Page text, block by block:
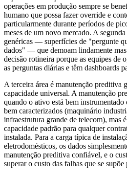
operações em produção sempre se
humano que possa fazer override e
particularmente durante períodos de
meses de um novo mercado. A
genéricas — superfícies de "pergunte
dados" — que demoam lindamente
decisão rotineira porque as equipes de
as perguntas diárias e têm dashboards
A terceira área é manutenção preditiva
capacidade universal. A manutenção
quando o ativo está bem instrumentado
bem caracterizados (maquinário
infraestrutura grande de telecom), mas
capacidade padrão para qualquer
instalada. Para a carga típica de
eletrodomésticos, os dados
manutenção preditiva confiável, e o
superar o custo das falhas que se supõe